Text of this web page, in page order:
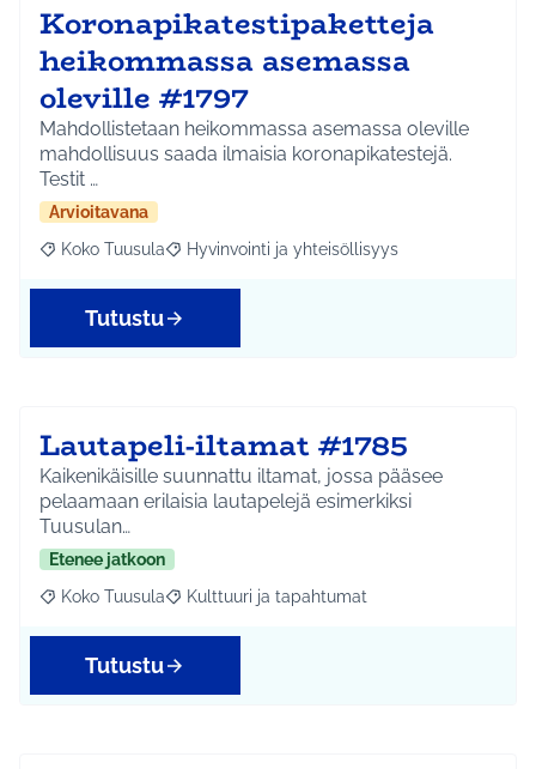
Koronapikatestipaketteja
heikommassa asemassa
oleville #1797
Mahdollistetaan heikommassa asemassa oleville
mahdollisuus saada ilmaisia koronapikatestejä.
Testit …
Arvioitavana
Rajaa tulokset aihepiirin mukaan: Koko Tuusula
Koko Tuusula Rajaa tulokset teeman mukaan: Hyvinvointi ja
Hyvinvointi ja yhteisöllisyys
Tutustu
Lautapeli-iltamat #1785
Kaikenikäisille suunnattu iltamat, jossa pääsee
pelaamaan erilaisia lautapelejä esimerkiksi
Tuusulan…
Etenee jatkoon
Rajaa tulokset aihepiirin mukaan: Koko Tuusula
Koko Tuusula Rajaa tulokset teeman mukaan: Kulttuuri ja
Kulttuuri ja tapahtumat
Tutustu